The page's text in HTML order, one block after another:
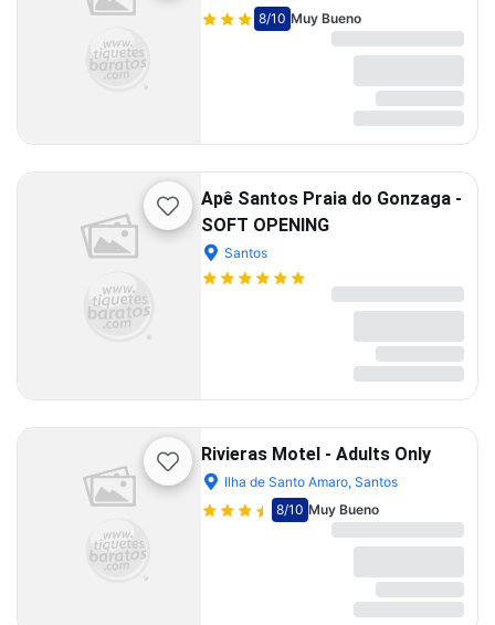
8/10 Muy Bueno
Apê Santos Praia do Gonzaga -
SOFT OPENING
Santos
Rivieras Motel - Adults Only
Ilha de Santo Amaro, Santos
8/10 Muy Bueno